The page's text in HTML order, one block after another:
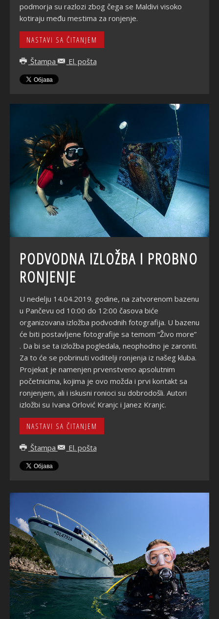
podmorja su razlozi zbog čega se Maldivi visoko
kotiraju među mestima za ronjenje.
NASTAVI SA ČITANJEM
Štampa El. pošta
PODVODNA IZLOŽBA I PROBNO
RONJENJE
U nedelju 14.04.2019. godine, na zatvorenom bazenu
u Pančevu od 10:00 do 12:00 časova biće
organizovana izložba podvodnih fotografija. U bazenu
će biti postavljene fotografije sa temom “Živo more”
. Da bi se ta izložba pogledala, neophodno je zaroniti.
Za to će se pobrinuti voditelji ronjenja iz našeg kluba.
Projekat je namenjen prvenstveno apsolutnim
početnicima, kojima je ovo možda i prvi kontakt sa
ronjenjem, ali i iskusni ronioci su dobrodošli. Autori
izložbi su Ivana Orlović Kranjc i Janez Kranjc.
NASTAVI SA ČITANJEM
Štampa El. pošta